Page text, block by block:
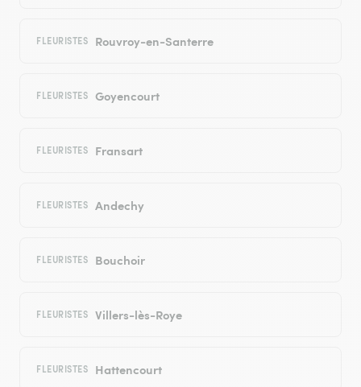
FLEURISTES Rouvroy-en-Santerre
FLEURISTES Goyencourt
FLEURISTES Fransart
FLEURISTES Andechy
FLEURISTES Bouchoir
FLEURISTES Villers-lès-Roye
FLEURISTES Hattencourt